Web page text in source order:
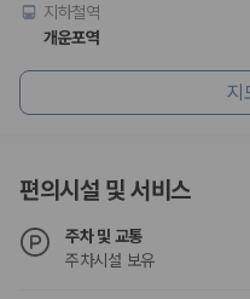
단체 여행이나 4인 이상 가
험 조건을 함께 확인해야 합
제주렌트카 보험까지
니다
동일한 차량이라도 보험 조건에
다. 카모아는 제주 렌트카 가격뿐
건을 함께 확인할 수 있도록 돕습니
일반자차:사고 발생 시 일
지하철역
개운포역
지
편의시설 및 서비스
주차 및 교통
주차시설 보유